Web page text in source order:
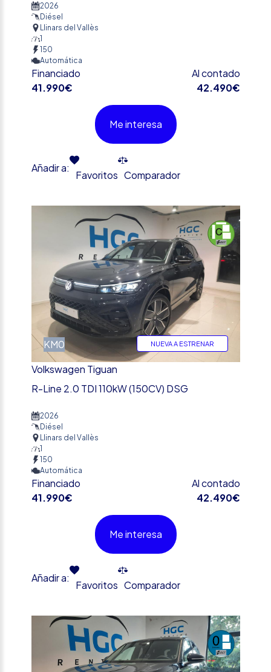
2026
Diésel
Llinars del Vallès
1
150
Automática
Financiado
41.990€
Al contado
42.490€
Me interesa
Añadir a:
Favoritos Comparador
KM0 NUEVA A ESTRENAR
Volkswagen Tiguan
R-Line 2.0 TDI 110kW (150CV) DSG
2026
Diésel
Llinars del Vallès
1
150
Automática
Financiado
41.990€
Al contado
42.490€
Me interesa
Añadir a:
Favoritos Comparador